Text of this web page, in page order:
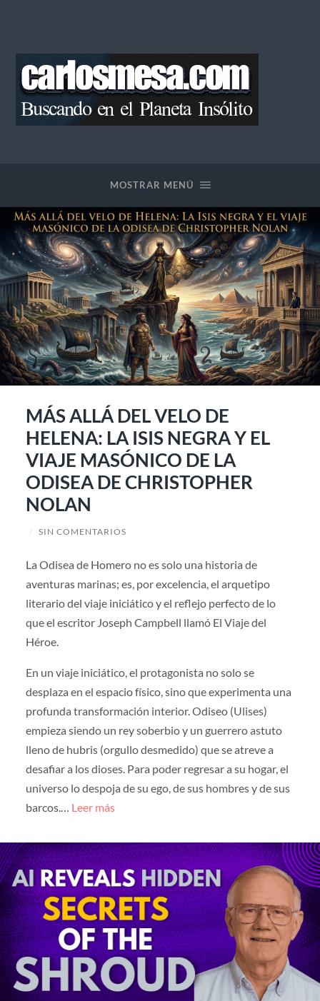
MOSTRAR MENÚ
MÁS ALLÁ DEL VELO DE
HELENA: LA ISIS NEGRA Y EL
VIAJE MASÓNICO DE LA
ODISEA DE CHRISTOPHER
NOLAN
/ SIN COMENTARIOS
La Odisea de Homero no es solo una historia de
aventuras marinas; es, por excelencia, el arquetipo
literario del viaje iniciático y el reflejo perfecto de lo
que el escritor Joseph Campbell llamó El Viaje del
Héroe.
En un viaje iniciático, el protagonista no solo se
desplaza en el espacio físico, sino que experimenta una
profunda transformación interior. Odiseo (Ulises)
empieza siendo un rey soberbio y un guerrero astuto
lleno de hubris (orgullo desmedido) que se atreve a
desafiar a los dioses. Para poder regresar a su hogar, el
universo lo despoja de su ego, de sus hombres y de sus
barcos.… Leer más